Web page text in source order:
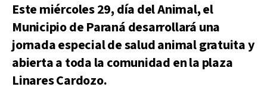
Este miércoles 29, día del Animal, el
Municipio de Paraná desarrollará una
jornada especial de salud animal gratuita y
abierta a toda la comunidad en la plaza
Linares Cardozo.